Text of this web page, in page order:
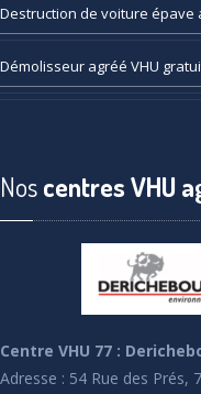
Destruction de voiture épave
Démolisseur agréé VHU
Noscentres VHU
Centre VHU 77 :
Adresse : 54 Rue des Prés,